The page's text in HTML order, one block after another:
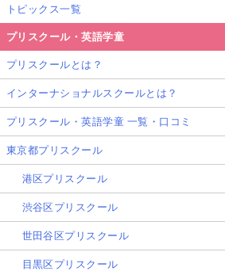
トピックス一覧
プリスクール・英語学童
プリスクールとは？
インターナショナルスクールとは？
プリスクール・英語学童 一覧・口コミ
東京都プリスクール
港区プリスクール
渋谷区プリスクール
世田谷区プリスクール
目黒区プリスクール